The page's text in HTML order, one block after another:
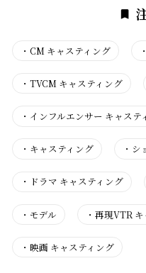
・ CM キャスティング
・ TVCM キャスティング
・ インフルエンサー キャステ
・ キャスティング ・ シ
・ ドラマ キャスティング
・ モデル ・再現VTR
・ 映画 キャスティング